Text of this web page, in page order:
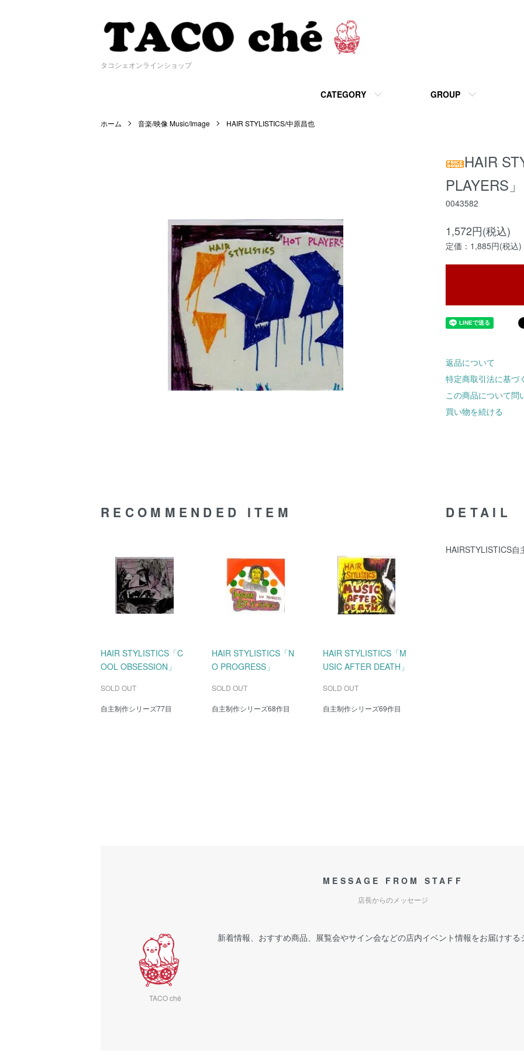
タコシェオンラインショップ
CATEGORY GROUP
ホーム 音楽/映像 Music/Image HAIR STYLISTICS/中原昌也
HAIR
PLAYERS」
0043582
1,572円(税込)
定価：1,885円(税込)
返品について
特定商取引法に基づ
この商品について問
買い物を続ける
DETAIL
HAIRSTYLISTICS自
RECOMMENDED ITEM
HAIR STYLISTICS「C
OOL OBSESSION」
SOLD OUT
自主制作シリーズ77目
HAIR STYLISTICS「N
O PROGRESS」
SOLD OUT
自主制作シリーズ68作目
HAIR STYLISTICS「M
USIC AFTER DEATH」
SOLD OUT
自主制作シリーズ69作目
MESSAGE FROM STAFF
店長からのメッセージ
TACO ché
新着情報、おすすめ商品、展覧会やサイン会などの店内イベント情報をお届けする